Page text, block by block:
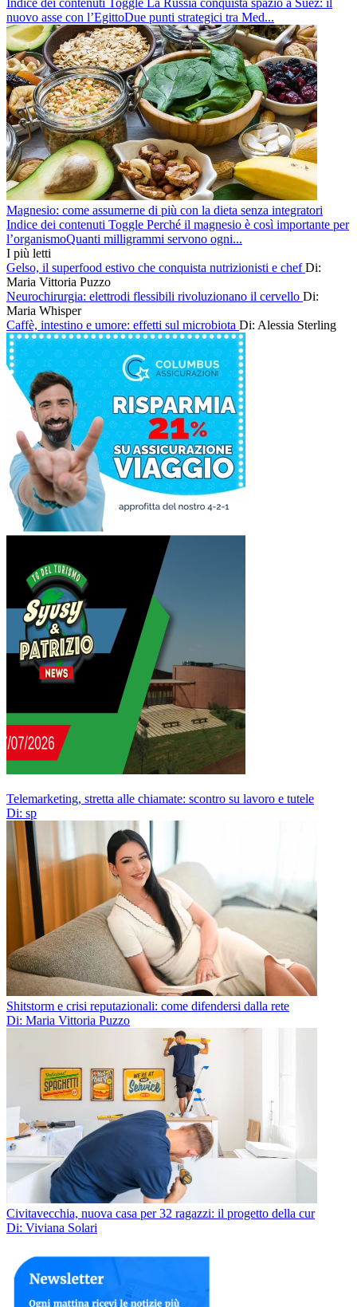
Indice dei contenuti Toggle La Russia conquista spazio a Suez: il
nuovo asse con l’EgittoDue punti strategici tra Med...
Magnesio: come assumerne di più con la dieta senza integratori
Indice dei contenuti Toggle Perché il magnesio è così importante per
l’organismoQuanti milligrammi servono ogni...
I più letti
Gelso, il superfood estivo che conquista nutrizionisti e chefDi:
Maria Vittoria Puzzo
Neurochirurgia: elettrodi flessibili rivoluzionano il cervello Di:
Maria Whisper
Caffè, intestino e umore: effetti sul microbiota Di: Alessia Sterling
Telemarketing, stretta alle chiamate: scontro su lavoro e tutele
Di: sp
Shitstorm e crisi reputazionali: come difendersi dalla rete
Di: Maria Vittoria Puzzo
Civitavecchia, nuova casa per 32 ragazzi: il progetto della cur
Di: Viviana Solari